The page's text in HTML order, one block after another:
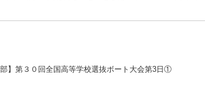
部】第３０回全国高等学校選抜ボート大会第3日①